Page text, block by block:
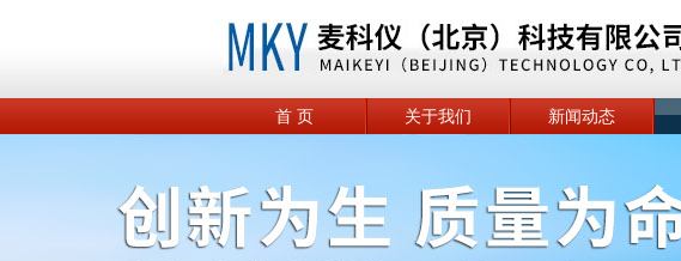
首 页 关于我们 新闻动态